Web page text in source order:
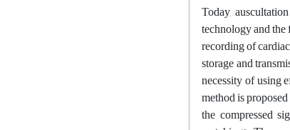
Today,
technology and
recording of
storage and
necessity of using
method is
the compressed